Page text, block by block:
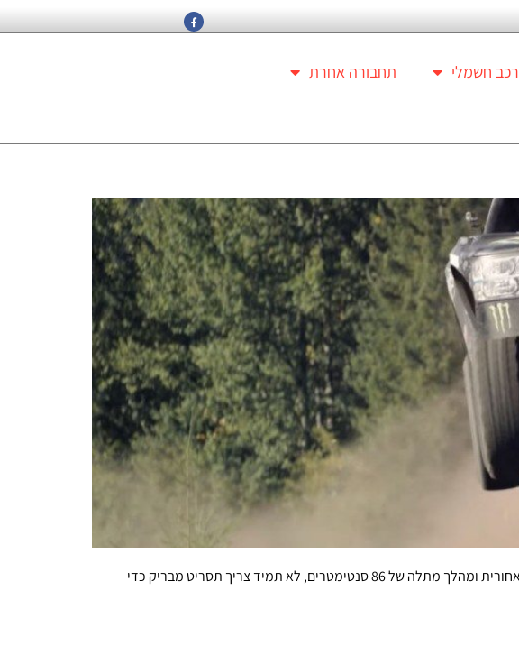
רכב חשמלי
תחבורה אחרת
בי.ג'יי בולדווין חוזר עם סרטון חדש של הטרופי טראק האימתנית שלו ומוכיח שעם מנוע שמפיק של 850 כ"ס, הנעה אחורית ומהלך מתלה של 86 סנטימטרים, לא תמיד צריך תסריט מבריק כדי